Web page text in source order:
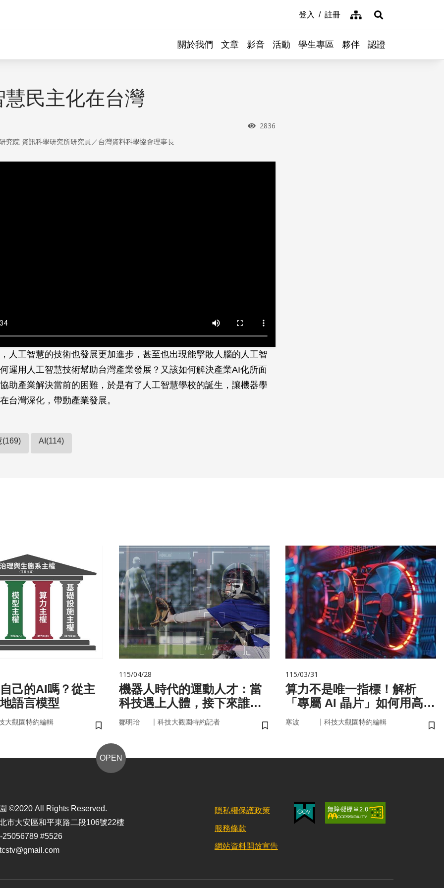
登入 註冊 網站導覽展開搜尋
關於我們 文章 影音 活動 學生專區 夥伴 認證
慧民主化在台灣
瀏覽次數
2836
究院 資訊科學研究所研究員／台灣資料科學協會理事長
人工智慧的技術也發展更加進步，甚至也出現能擊敗人腦的人工智
運用人工智慧技術幫助台灣產業發展？又該如何解決產業AI化所面
助產業解決當前的困難，於是有了人工智慧學校的誕生，讓機器學
台灣深化，帶動產業發展。
(169) AI(114)
己的AI嗎？從主
語言模型
大觀園特約編輯
儲存書籤
115/04/28
機器人時代的運動人才：當
科技遇上人體，接下來誰來
接手？
鄒明珆 ｜ 科技大觀園特約記者
儲存書籤
115/03/31
算力不是唯一指標！解析
「專屬 AI 晶片」如何用高效
率驅動未來
寒波 ｜ 科技大觀園特約編輯
儲
OPEN
©2020 All Rights Reserved.
市大安區和平東路二段106號22樓
25056789 #5526
隱私權保護政策
服務條款
網站資料開放宣告